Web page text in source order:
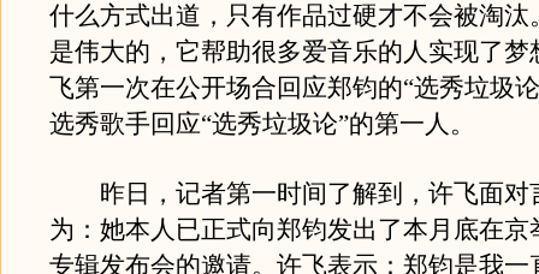
什么方式出道，只有作品过硬才不会被淘汰
是伟大的，它帮助很多爱音乐的人实现了梦
飞第一次在公开场合回应郑钧的“选秀垃圾
选秀歌手回应“选秀垃圾论”的第一人。
昨日，记者第一时间了解到，许飞面对
为：她本人已正式向郑钧发出了本月底在京
专辑发布会的邀请。许飞表示：郑钧是我一